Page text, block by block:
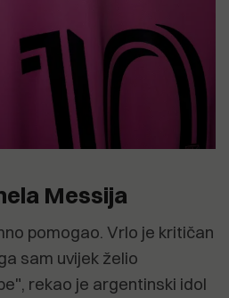
Messija
pomogao. Vrlo je kritičan
sam uvijek želio
rekao je argentinski idol